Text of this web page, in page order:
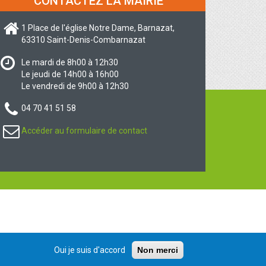
1 Place de l'église Notre Dame, Barnazat,
63310 Saint-Denis-Combarnazat
Le mardi de 8h00 à 12h30
Le jeudi de 14h00 à 16h00
Le vendredi de 9h00 à 12h30
04 70 41 51 58
Accéder au formulaire de contact
Oui je suis d'accord Non merci